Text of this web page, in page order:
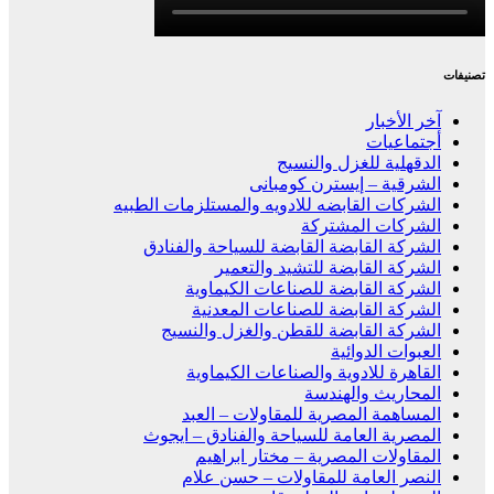
تصنيفات
آخر الأخبار
أجتماعيات
الدقهلية للغزل والنسيج
الشرقية – إيسترن كومبانى
الشركات القابضه للادويه والمستلزمات الطبيه
الشركات المشتركة
الشركة القابضة القابضة للسياحة والفنادق
الشركة القابضة للتشيد والتعمير
الشركة القابضة للصناعات الكيماوية
الشركة القابضة للصناعات المعدنية
الشركة القابضة للقطن والغزل والنسيج
العبوات الدوائية
القاهرة للادوية والصناعات الكيماوية
المحاريث والهندسة
المساهمة المصرية للمقاولات – العبد
المصرية العامة للسياحة والفنادق – ايجوث
المقاولات المصرية – مختار ابراهيم
النصر العامة للمقاولات – حسن علام